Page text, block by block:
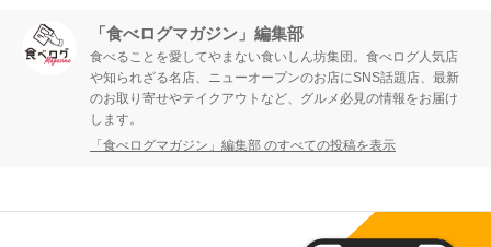
「食べログマガジン」編集部
食べることを愛してやまない食いしん坊集団。食べログ人気店
や知られざる名店、ニューオープンのお店にSNS話題店、最新
のお取り寄せやテイクアウトなど、グルメ必見の情報をお届け
します。
「食べログマガジン」編集部 のすべての投稿を表示